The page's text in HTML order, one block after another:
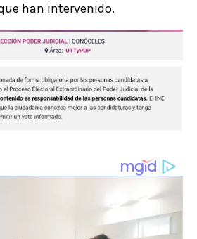
han intervenido.